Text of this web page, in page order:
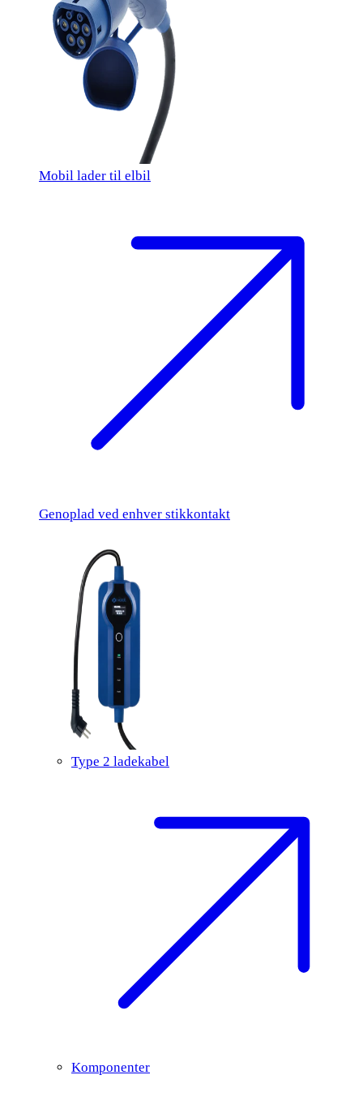
Mobil lader til elbil
Genoplad ved enhver stikkontakt
Type 2 ladekabel
Komponenter